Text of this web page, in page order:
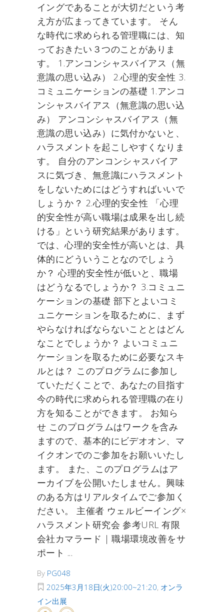
イングであることが大切だという考
え方が広まってきています。 そん
な時代に求められる管理職には、知
っておきたい３つのことがありま
す。 1.アンコンシャスバイアス（無
意識の思い込み） 2.心理的安全性 3.
コミュニケーションの基礎 1.アンコ
ンシャスバイアス（無意識の思い込
み） アンコンシャスバイアス（無
意識の思い込み）に気付かないと、
ハラスメントを起こしやすくなりま
す。 自分のアンコンシャスバイア
スに気づき、無意識にハラスメント
をしないためにはどうすればいいで
しょうか？ 2.心理的安全性 「心理
的安全性が高い職場は成果を出し続
ける」という研究結果があります。
では、心理的安全性が高いとは、具
体的にどういうことなのでしょう
か？ 心理的安全性が低いと、職場
はどうなるでしょうか？ 3.コミュニ
ケーションの基礎 部下とよいコミ
ュニケーションを取るために、まず
やらなければならないこととはどん
なことでしょうか？ よいコミュニ
ケーションを取るために必要なスキ
ルとは？ このプログラムに参加し
ていただくことで、あなたの目指す
今の時代に求められる管理職の在り
方を知ることができます。 お知ら
せ このプログラムはワークを含み
ますので、基本的にビデオオン、マ
イクオンでのご参加をお願いいたし
ます。 また、このプログラムはア
ーカイブを公開いたしません。興味
のある方はリアルタイムでご参加く
ださい。 主催者 ウェルビーイング×
ハラスメント研究会 参考URL 有限
会社カマラード | 職場環境改善をサ
ポート
By PG048
2025年3月18日(火)20:00~21:20, オンラ
イン出展